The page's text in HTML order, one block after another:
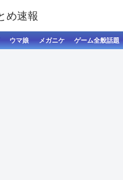
ウマ娘 メガニケ ゲーム全般話題